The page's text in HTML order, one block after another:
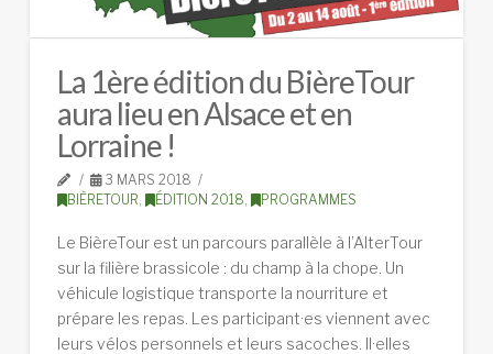
La 1ère édition du BièreTour
aura lieu en Alsace et en
Lorraine !
3 MARS 2018
BIÈRETOUR, ÉDITION 2018, PROGRAMMES
Le BièreTour est un parcours parallèle à l’AlterTour
sur la filière brassicole : du champ à la chope. Un
véhicule logistique transporte la nourriture et
prépare les repas. Les participant·es viennent avec
leurs vélos personnels et leurs sacoches. Il·elles